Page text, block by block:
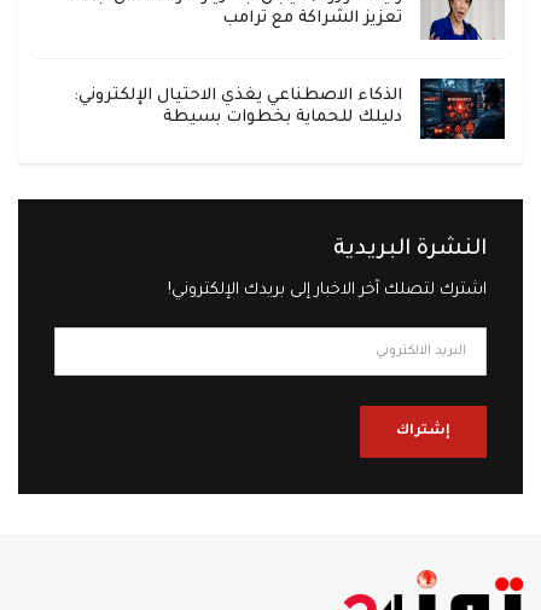
تعزيز الشراكة مع ترامب
الذكاء الاصطناعي يغذي الاحتيال الإلكتروني:
دليلك للحماية بخطوات بسيطة
النشرة البريدية
اشترك لتصلك آخر الاخبار إلى بريدك الإلكتروني!
إشتراك